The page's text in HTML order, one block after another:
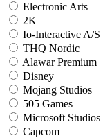
Electronic Arts
2K
Io-Interactive A/S
THQ Nordic
Alawar Premium
Disney
Mojang Studios
505 Games
Microsoft Studios
Capcom